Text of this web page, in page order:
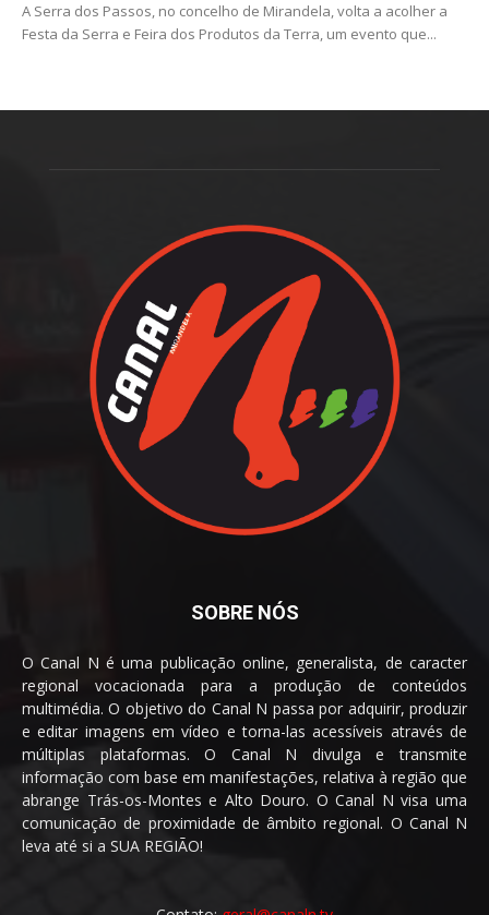
A Serra dos Passos, no concelho de Mirandela, volta a acolher a
Festa da Serra e Feira dos Produtos da Terra, um evento que...
SOBRE NÓS
O Canal N é uma publicação online, generalista, de caracter
regional vocacionada para a produção de conteúdos
multimédia. O objetivo do Canal N passa por adquirir, produzir
e editar imagens em vídeo e torna-las acessíveis através de
múltiplas plataformas. O Canal N divulga e transmite
informação com base em manifestações, relativa à região que
abrange Trás-os-Montes e Alto Douro. O Canal N visa uma
comunicação de proximidade de âmbito regional. O Canal N
leva até si a SUA REGIÃO!